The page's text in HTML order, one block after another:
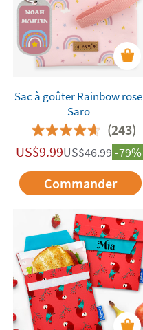
Sac à goûter Rainbow rose
Saro
(243)
US$9.99US$46.99-79%
Commander